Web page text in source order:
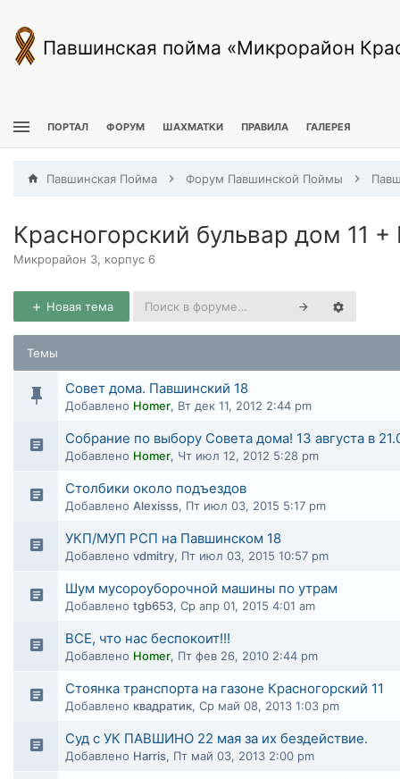
Павшинская пойма «Микрорайон
ПОРТАЛ ФОРУМ ШАХМАТКИ ПРАВИЛА ГАЛЕРЕЯ
Павшинская Пойма Форум Павшинской Поймы
Красногорский бульвар дом 11
Микрорайон 3, корпус 6
Новая тема
Темы
Совет дома. Павшинский 18
Добавлено Homer, Вт дек 11, 2012 2:44 pm
Собрание по выбору Совета дома! 13 августа в
Добавлено Homer, Чт июл 12, 2012 5:28 pm
Столбики около подъездов
Добавлено Alexisss, Пт июл 03, 2015 5:17 pm
УКП/МУП РСП на Павшинском 18
Добавлено vdmitry, Пт июл 03, 2015 10:57 pm
Шум мусороуборочной машины по утрам
Добавлено tgb653, Ср апр 01, 2015 4:01 am
ВСЕ, что нас беспокоит!!!
Добавлено Homer, Пт фев 26, 2010 2:44 pm
Стоянка транспорта на газоне Красногорский 11
Добавлено квадратик, Ср май 08, 2013 1:03 pm
Суд с УК ПАВШИНО 22 мая за их бездействие.
Добавлено Harris, Пт май 03, 2013 2:00 pm